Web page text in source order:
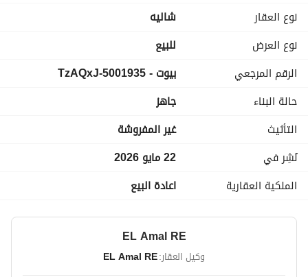
نوع العقار
شاليه
نوع العرض
للبيع
الرقم المرجعي
بيوت - 5001935-TzAQxJ
حالة البناء
جاهز
التأثيث
غير المفروشة
نُشِر في
22 مايو 2026
الملكية العقارية
اعادة البيع
EL Amal RE
وكيل العقار:EL Amal RE